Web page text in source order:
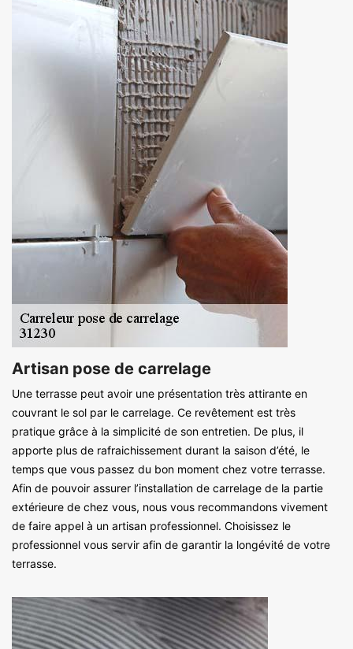
Artisan pose de carrelage
Une terrasse peut avoir une présentation très attirante en
couvrant le sol par le carrelage. Ce revêtement est très
pratique grâce à la simplicité de son entretien. De plus, il
apporte plus de rafraichissement durant la saison d’été, le
temps que vous passez du bon moment chez votre terrasse.
Afin de pouvoir assurer l’installation de carrelage de la partie
extérieure de chez vous, nous vous recommandons vivement
de faire appel à un artisan professionnel. Choisissez le
professionnel vous servir afin de garantir la longévité de votre
terrasse.